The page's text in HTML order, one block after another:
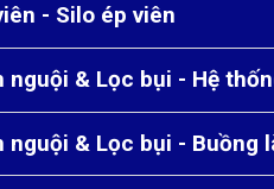
- Silo ép viên
nguội & Lọc bụi - Hệ
nguội & Lọc bụi - Buồng